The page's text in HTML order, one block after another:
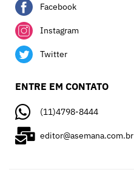
Facebook
Instagram
Twitter
ENTRE EM CONTATO
(11)4798-8444
editor@asemana.com.br